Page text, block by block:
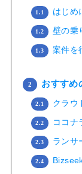
1.1 はじめ
1.2 壁の乗
1.3 案件を
2 おすすめ
2.1 クラウ
2.2 ココナ
2.3 ランサ
2.4